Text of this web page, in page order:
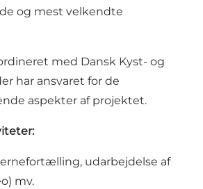
og mest velkendte
med Dansk Kyst- og
har ansvaret for de
aspekter af projektet.
udarbejdelse af
mv.